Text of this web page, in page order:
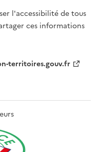
l'accessibilité de tous
ces informations
territoires.gouv.fr